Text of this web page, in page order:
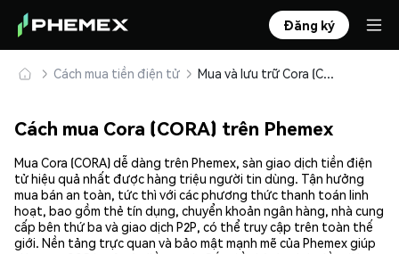
Đăng ký
Cách mua tiền điện tử Mua và lưu trữ Cora (CORA) an toàn
Cách mua Cora (CORA) trên Phemex
Mua Cora (CORA) dễ dàng trên Phemex, sàn giao dịch tiền điện
tử hiệu quả nhất được hàng triệu người tin dùng. Tận hưởng
mua bán an toàn, tức thì với các phương thức thanh toán linh
hoạt, bao gồm thẻ tín dụng, chuyển khoản ngân hàng, nhà cung
cấp bên thứ ba và giao dịch P2P, có thể truy cập trên toàn thế
giới. Nền tảng trực quan và bảo mật mạnh mẽ của Phemex giúp